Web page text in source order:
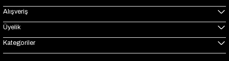
Alışveriş
Üyelik
Kategoriler